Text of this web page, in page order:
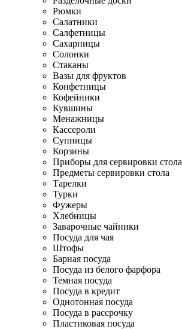
Рюмки
Салатники
Салфетницы
Сахарницы
Солонки
Стаканы
Вазы для фруктов
Конфетницы
Кофейники
Кувшины
Менажницы
Кассероли
Супницы
Корзины
Приборы для сервировки стола
Предметы сервировки стола
Тарелки
Турки
Фужеры
Хлебницы
Заварочные чайники
Посуда для чая
Штофы
Барная посуда
Посуда из белого фарфора
Темная посуда
Посуда в кредит
Однотонная посуда
Посуда в рассрочку
Пластиковая посуда